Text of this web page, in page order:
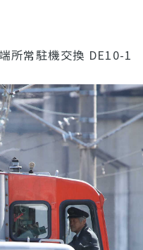
所常駐機交換 DE10-1